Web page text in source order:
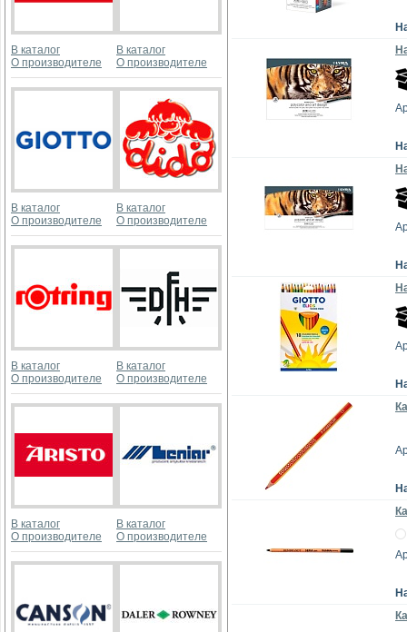
В каталог
О производителе
В каталог
О производителе
В каталог
О производителе
В каталог
О производителе
В каталог
О производителе
В каталог
О производителе
В каталог
О производителе
В каталог
О производителе